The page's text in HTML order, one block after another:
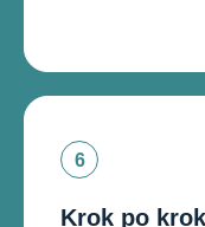
Krok po